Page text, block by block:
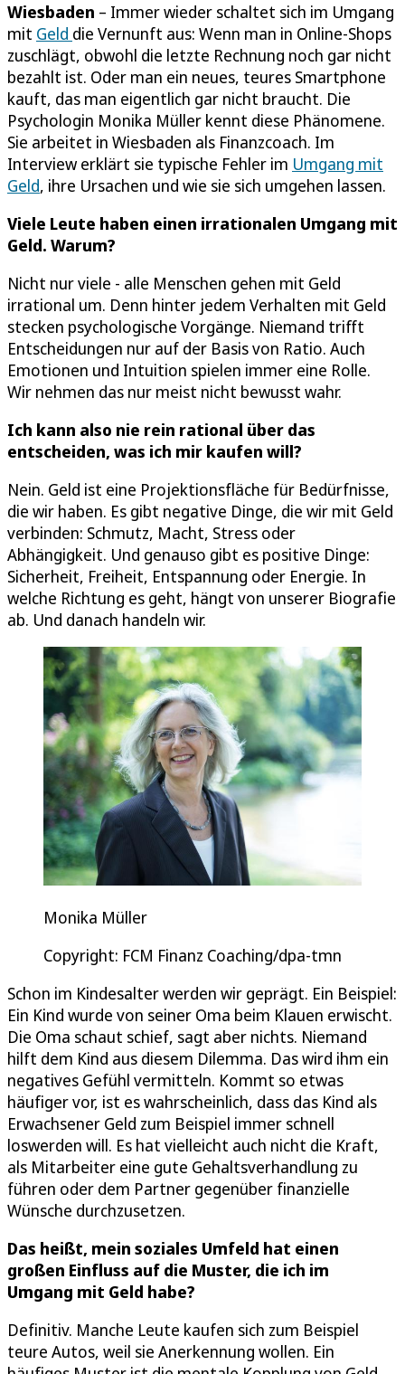
Wiesbaden – Immer wieder schaltet sich im Umgang
mit Geld die Vernunft aus: Wenn man in Online-Shops
zuschlägt, obwohl die letzte Rechnung noch gar nicht
bezahlt ist. Oder man ein neues, teures Smartphone
kauft, das man eigentlich gar nicht braucht. Die
Psychologin Monika Müller kennt diese Phänomene.
Sie arbeitet in Wiesbaden als Finanzcoach. Im
Interview erklärt sie typische Fehler im Umgang mit
Geld, ihre Ursachen und wie sie sich umgehen lassen.
Viele Leute haben einen irrationalen Umgang mit
Geld. Warum?
Nicht nur viele - alle Menschen gehen mit Geld
irrational um. Denn hinter jedem Verhalten mit Geld
stecken psychologische Vorgänge. Niemand trifft
Entscheidungen nur auf der Basis von Ratio. Auch
Emotionen und Intuition spielen immer eine Rolle.
Wir nehmen das nur meist nicht bewusst wahr.
Ich kann also nie rein rational über das
entscheiden, was ich mir kaufen will?
Nein. Geld ist eine Projektionsfläche für Bedürfnisse,
die wir haben. Es gibt negative Dinge, die wir mit Geld
verbinden: Schmutz, Macht, Stress oder
Abhängigkeit. Und genauso gibt es positive Dinge:
Sicherheit, Freiheit, Entspannung oder Energie. In
welche Richtung es geht, hängt von unserer Biografie
ab. Und danach handeln wir.
Monika Müller
Copyright: FCM Finanz Coaching/dpa-tmn
Schon im Kindesalter werden wir geprägt. Ein Beispiel:
Ein Kind wurde von seiner Oma beim Klauen erwischt.
Die Oma schaut schief, sagt aber nichts. Niemand
hilft dem Kind aus diesem Dilemma. Das wird ihm ein
negatives Gefühl vermitteln. Kommt so etwas
häufiger vor, ist es wahrscheinlich, dass das Kind als
Erwachsener Geld zum Beispiel immer schnell
loswerden will. Es hat vielleicht auch nicht die Kraft,
als Mitarbeiter eine gute Gehaltsverhandlung zu
führen oder dem Partner gegenüber finanzielle
Wünsche durchzusetzen.
Das heißt, mein soziales Umfeld hat einen
großen Einfluss auf die Muster, die ich im
Umgang mit Geld habe?
Definitiv. Manche Leute kaufen sich zum Beispiel
teure Autos, weil sie Anerkennung wollen. Ein